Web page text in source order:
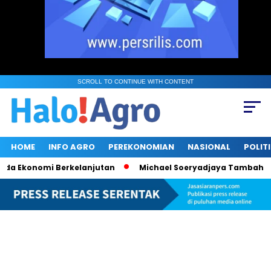
SCROLL TO CONTINUE WITH CONTENT
HOME INFO AGRO PEREKONOMIAN NASIONAL
Berkelanjutan Michael Soeryadjaya Tambah 182